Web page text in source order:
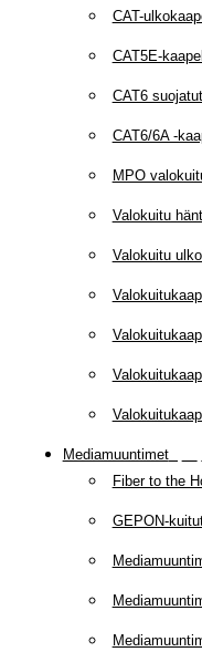
CAT-
CAT5E-
CAT6
CAT6/6A -
MPO
Valokuitu
Valokuitu
Mediamuuntimet(
Fiber to the
GEPON-